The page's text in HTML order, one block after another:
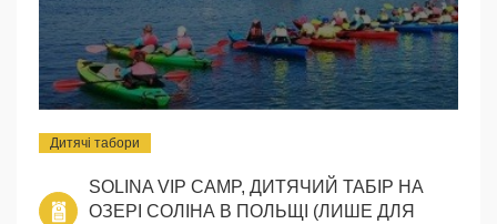
Дитячі табори
SOLINA VIP CAMP, ДИТЯЧИЙ ТАБІР НА
ОЗЕРІ СОЛІНА В ПОЛЬЩІ (ЛИШЕ ДЛЯ